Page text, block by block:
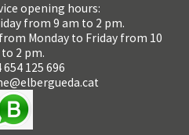
opening hours:
from 9 am to 2 pm.
Monday to Friday from 10
2 pm.
654 125 696